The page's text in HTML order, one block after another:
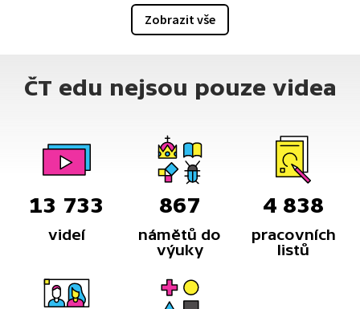
Zobrazit vše
ČT edu nejsou pouze videa
13 733
videí
867
námětů do
výuky
4 838
pracovních
listů